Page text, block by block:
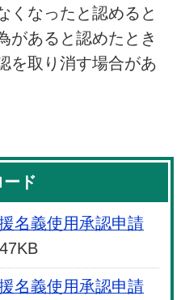
くなったと認めると
があると認めたとき
を取り消す場合があ
ード
名義使用承認申請
名義使用承認申請